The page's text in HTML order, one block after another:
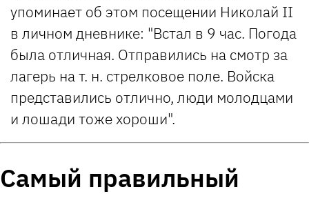
упоминает об этом посещении Николай II
в личном дневнике: "Встал в 9 час. Погода
была отличная. Отправились на смотр за
лагерь на т. н. стрелковое поле. Войска
представились отлично, люди молодцами
и лошади тоже хороши".
Самый правильный